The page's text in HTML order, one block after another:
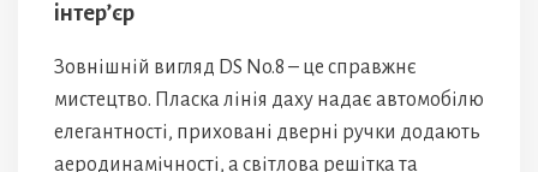
інтер’єр
Зовнішній вигляд DS No.8 – це справжнє
мистецтво. Пласка лінія даху надає автомобілю
елегантності, приховані дверні ручки додають
аеродинамічності, а світлова решітка та